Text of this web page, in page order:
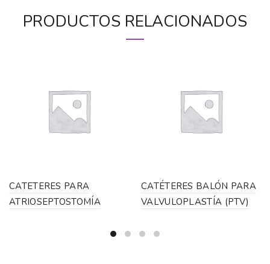
PRODUCTOS RELACIONADOS
CATETERES PARA
ATRIOSEPTOSTOMÍA
CATÉTERES BALÓN PARA
VALVULOPLASTÍA (PTV)